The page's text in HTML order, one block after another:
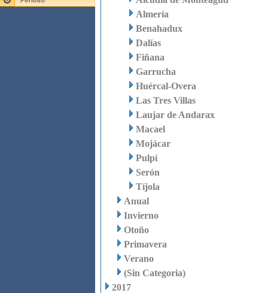
Almería
Benahadux
Dalías
Fiñana
Garrucha
Huércal-Overa
Las Tres Villas
Laujar de Andarax
Macael
Mojácar
Pulpí
Serón
Tíjola
Anual
Invierno
Otoño
Primavera
Verano
(Sin Categoria)
2017